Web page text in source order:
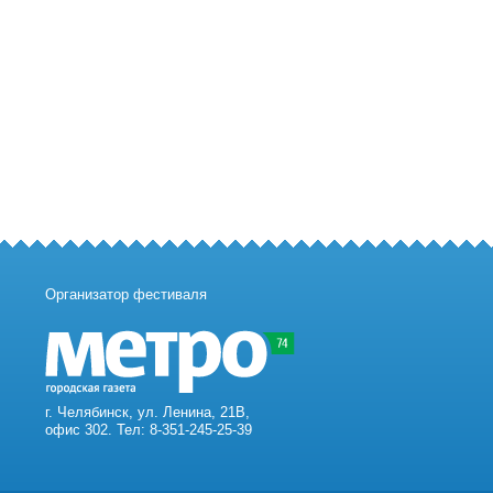
Организатор фестиваля
г. Челябинск, ул. Ленина, 21В,
офис 302. Тел: 8-351-245-25-39